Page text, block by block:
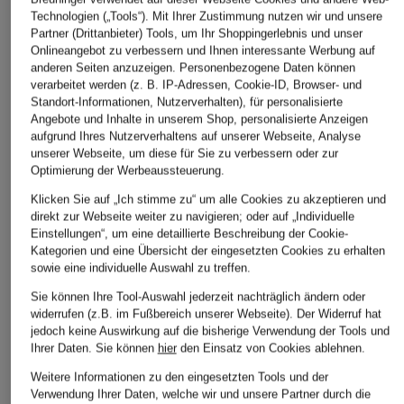
Steg-Skihose
JOENTAKA
99,90 €
Hose
159,99 €
Hose
280 €
Weitere Kategorien
Abendkleider
Kleider
Technologien („Tools“). Mit Ihrer Zustimmung nutzen wir und unsere
Partner (Drittanbieter) Tools, um Ihr Shoppingerlebnis und unser
Onlineangebot zu verbessern und Ihnen interessante Werbung auf
anderen Seiten anzuzeigen. Personenbezogene Daten können
verarbeitet werden (z. B. IP-Adressen, Cookie-ID, Browser- und
Standort-Informationen, Nutzerverhalten), für personalisierte
Angebote und Inhalte in unserem Shop, personalisierte Anzeigen
aufgrund Ihres Nutzerverhaltens auf unserer Webseite, Analyse
unserer Webseite, um diese für Sie zu verbessern oder zur
Optimierung der Werbeaussteuerung.
Klicken Sie auf „Ich stimme zu“ um alle Cookies zu akzeptieren und
direkt zur Webseite weiter zu navigieren; oder auf „Individuelle
Einstellungen“, um eine detaillierte Beschreibung der Cookie-
Kategorien und eine Übersicht der eingesetzten Cookies zu erhalten
sowie eine individuelle Auswahl zu treffen.
Sie können Ihre Tool-Auswahl jederzeit nachträglich ändern oder
widerrufen (z.B. im Fußbereich unserer Webseite). Der Widerruf hat
jedoch keine Auswirkung auf die bisherige Verwendung der Tools und
Ihrer Daten. Sie können hierden Einsatz von Cookies ablehnen.
Weitere Informationen zu den eingesetzten Tools und der
Verwendung Ihrer Daten, welche wir und unsere Partner durch die